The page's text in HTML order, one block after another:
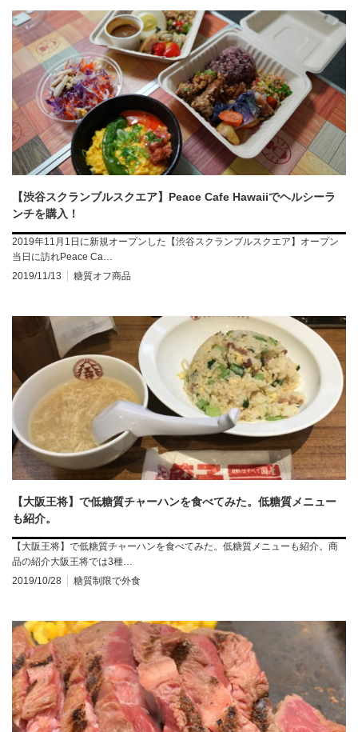
【渋谷スクランブルスクエア】Peace Cafe Hawaiiでヘルシーラ
ンチを購入！
2019年11月1日に新規オープンした【渋谷スクランブルスクエア】オープン
当日に訪れPeace Ca…
2019/11/13
糖質オフ商品
【大阪王将】で低糖質チャーハンを食べてみた。低糖質メニュー
も紹介。
【大阪王将】で低糖質チャーハンを食べてみた。低糖質メニューも紹介。商
品の紹介大阪王将では3種…
2019/10/28
糖質制限で外食